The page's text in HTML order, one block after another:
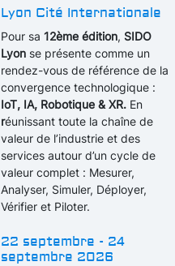
Lyon Cité Internationale
Pour sa 12ème édition, SIDO
Lyonse présente comme un
rendez-vous de référence de la
convergence technologique :
IoT, IA, Robotique & XR. En
réunissant toute la chaîne de
valeur de l’industrie et des
services autour d’un cycle de
valeur complet : Mesurer,
Analyser, Simuler, Déployer,
Vérifier et Piloter.
22 septembre - 24
septembre 2026